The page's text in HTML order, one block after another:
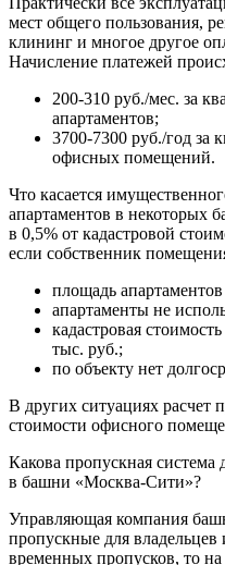
мест общего пользования,
клининг и многое другое
Начисление платежей
200-310 руб./мес. за
апартаментов;
3700-7300 руб./год за
офисных помещений.
Что касается
апартаментов в некоторых
в 0,5% от кадастровой
если собственник
площадь
апартаменты не
кадастровая
тыс. руб.;
по объекту нет
В других ситуациях расчет
стоимости офисного
Какова пропускная система
в башни «Москва-Сити»?
Управляющая компания
пропускные для владельцев
временных пропусков, то